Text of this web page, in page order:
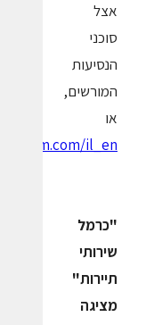
אצל
סוכני
הנסיעות
המורשים,
או
www.klm.com/il_en
"כרמל
שירותי
תיירות"
מציגה